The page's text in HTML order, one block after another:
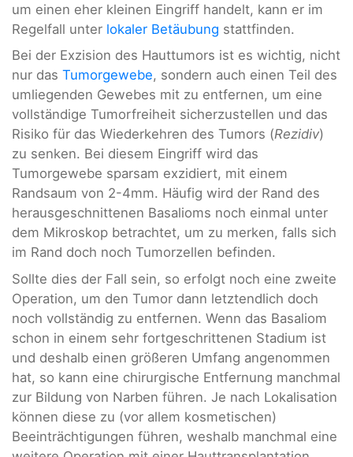
um einen eher kleinen Eingriff handelt, kann er im
Regelfall unter lokaler Betäubung stattfinden.
Bei der Exzision des Hauttumors ist es wichtig, nicht
nur das Tumorgewebe, sondern auch einen Teil des
umliegenden Gewebes mit zu entfernen, um eine
vollständige Tumorfreiheit sicherzustellen und das
Risiko für das Wiederkehren des Tumors (Rezidiv)
zu senken. Bei diesem Eingriff wird das
Tumorgewebe sparsam exzidiert, mit einem
Randsaum von 2-4mm. Häufig wird der Rand des
herausgeschnittenen Basalioms noch einmal unter
dem Mikroskop betrachtet, um zu merken, falls sich
im Rand doch noch Tumorzellen befinden.
Sollte dies der Fall sein, so erfolgt noch eine zweite
Operation, um den Tumor dann letztendlich doch
noch vollständig zu entfernen. Wenn das Basaliom
schon in einem sehr fortgeschrittenen Stadium ist
und deshalb einen größeren Umfang angenommen
hat, so kann eine chirurgische Entfernung manchmal
zur Bildung von Narben führen. Je nach Lokalisation
können diese zu (vor allem kosmetischen)
Beeinträchtigungen führen, weshalb manchmal eine